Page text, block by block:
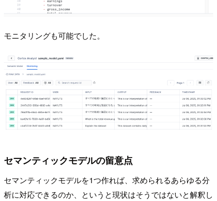
モニタリングも可能でした。
セマンティックモデルの留意点
セマンティックモデルを1つ作れば、求められるあらゆる分
析に対応できるのか、というと現状はそうではないと解釈し